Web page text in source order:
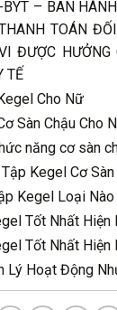
– BAN
TOÁN
ĐƯỢC HƯỞNG
TẾ
Cho Nữ
Sàn Chậu Cho
năng cơ sàn
Kegel Cơ
Kegel Loại Nào
Tốt Nhất Hiện
Tốt Nhất Hiện
Lý Hoạt Động